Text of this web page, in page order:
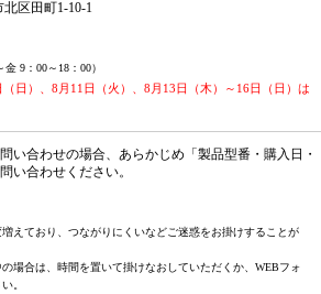
区田町1-10-1
9：00～18：00）
日）、8月11日（火）、8月13日（木）～16日（日）は
い合わせの場合、あらかじめ「製品型番・購入日・
い合わせください。
えており、つながりにくいなどご迷惑をお掛けすることが
場合は、時間を置いて掛けなおしていただくか、WEBフォ
。